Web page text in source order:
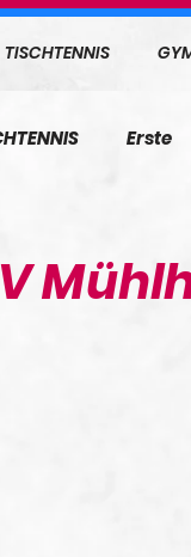
TISCHTENNIS
Erste